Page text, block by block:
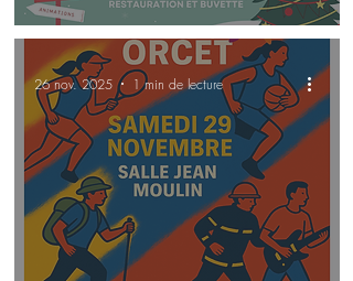
26 nov. 2025 1 min de lecture